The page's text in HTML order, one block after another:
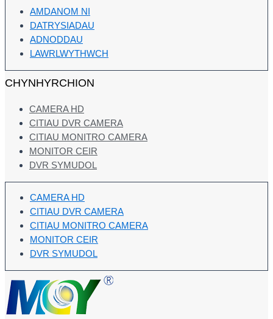
AMDANOM NI
DATRYSIADAU
ADNODDAU
LAWRLWYTHWCH
CHYNHYRCHION
CAMERA HD
CITIAU DVR CAMERA
CITIAU MONITRO CAMERA
MONITOR CEIR
DVR SYMUDOL
CAMERA HD
CITIAU DVR CAMERA
CITIAU MONITRO CAMERA
MONITOR CEIR
DVR SYMUDOL